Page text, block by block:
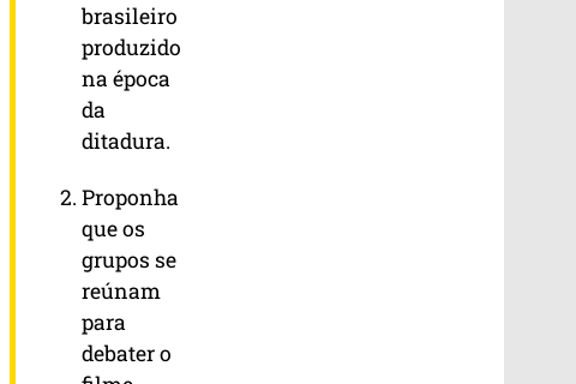
brasileiro
produzido
na época
da
ditadura.
Proponha
que os
grupos se
reúnam
para
debater o